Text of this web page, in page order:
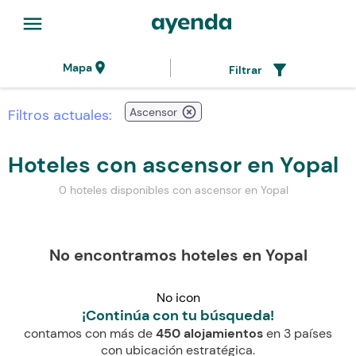
menu
Mapalocation_on Filtrar filter_alt
Filtros actuales: Ascensor highlight_off
Hoteles con ascensor en Yopal
0 hoteles disponibles con ascensor en Yopal
No encontramos hoteles en Yopal
No icon
¡Continúa con tu búsqueda!
contamos con más de450 alojamientosen 3 países
con ubicación estratégica.